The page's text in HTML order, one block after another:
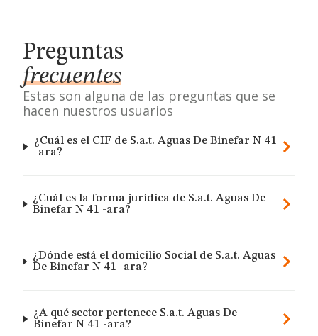
Preguntas
frecuentes
Estas son alguna de las preguntas que se
hacen nuestros usuarios
¿Cuál es el CIF de S.a.t. Aguas De Binefar N 41
-ara?
¿Cuál es la forma jurídica de S.a.t. Aguas De
Binefar N 41 -ara?
¿Dónde está el domicilio Social de S.a.t. Aguas
De Binefar N 41 -ara?
¿A qué sector pertenece S.a.t. Aguas De
Binefar N 41 -ara?